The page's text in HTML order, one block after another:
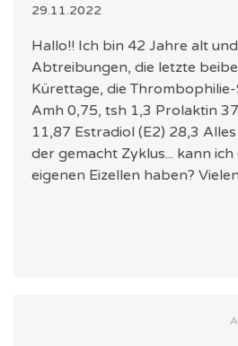
29.11.2022
Hallo!! Ich bin 42 Jahre alt
Abtreibungen, die letzte
Kürettage, die
Amh 0,75, tsh 1,3 Prolaktin
11,87 Estradiol (E2) 28,3
der gemacht Zyklus... kann
eigenen Eizellen haben?